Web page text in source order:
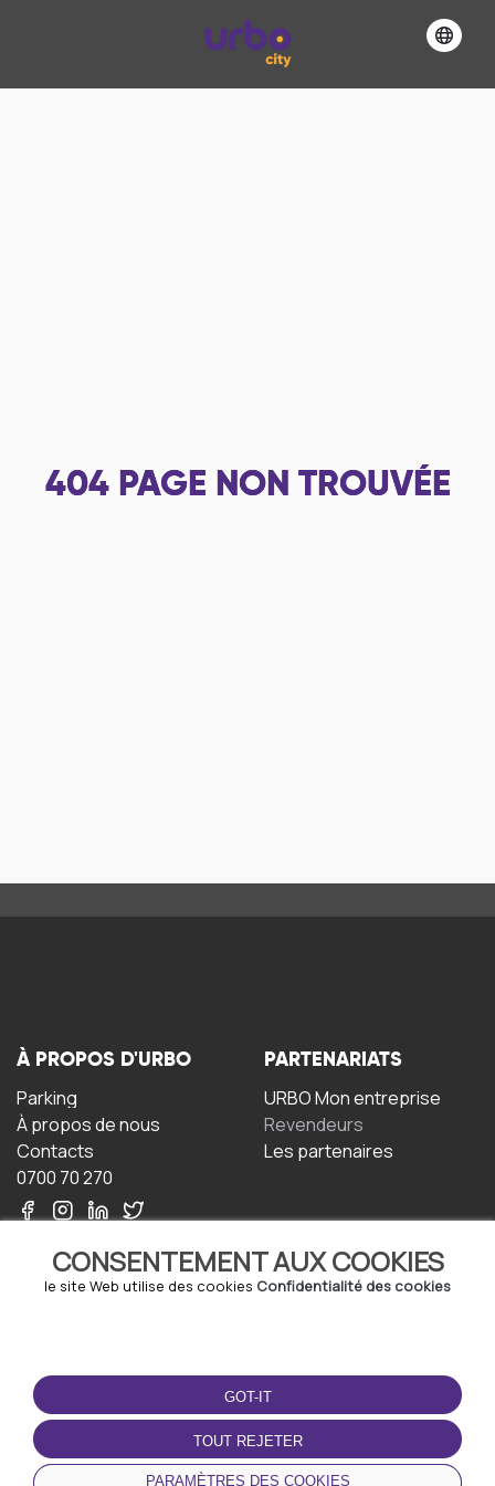
404 PAGE NON TROUVÉE
CONSENTEMENT AUX COOKIES
le site Web utilise des cookies Confidentialité des cookies
GOT-IT
TOUT REJETER
PARAMÈTRES DES COOKIES
À PROPOS D'URBO
Parking
À propos de nous
Contacts
0700 70 270
PARTENARIATS
URBO Mon entreprise
Revendeurs
Les partenaires
TERMS-OF-USE
Termes et conditions
Politique de confidentialité
Politique relative aux
cookies
TÉLÉCHARGEZ
L'APPLICATION